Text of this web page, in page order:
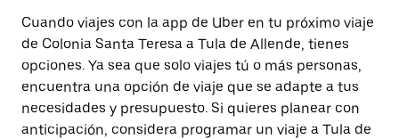
Cuando viajes con la app de Uber en tu próximo viaje
de Colonia Santa Teresa a Tula de Allende, tienes
opciones. Ya sea que solo viajes tú o más personas,
encuentra una opción de viaje que se adapte a tus
necesidades y presupuesto. Si quieres planear con
anticipación, considera programar un viaje a Tula de